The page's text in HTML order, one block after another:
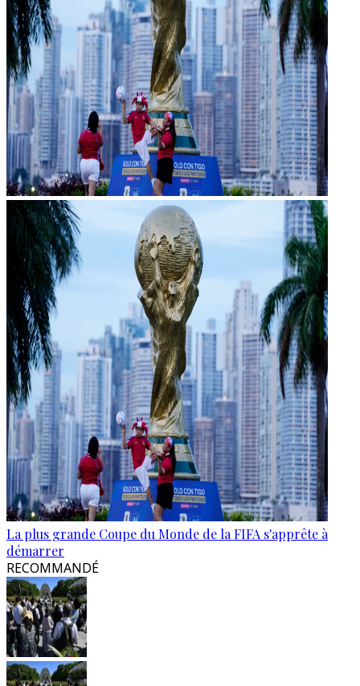
La plus grande Coupe du Monde de la FIFA s'apprête à
démarrer
RECOMMANDÉ